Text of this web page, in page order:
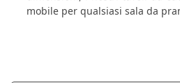
mobile per qualsiasi sala da